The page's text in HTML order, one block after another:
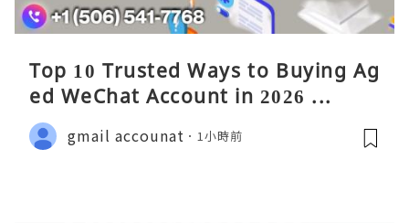
Top 10 Trusted Ways to Buying Ag
ed WeChat Account in 2026 ...
gmail accounat 1小時前